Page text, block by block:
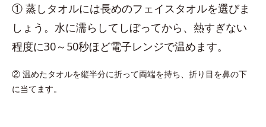
① 蒸しタオルには長めのフェイスタオルを選びま
しょう。水に濡らしてしぼってから、熱すぎない
程度に30～50秒ほど電子レンジで温めます。
② 温めたタオルを縦半分に折って両端を持ち、折り目を鼻の下
に当てます。